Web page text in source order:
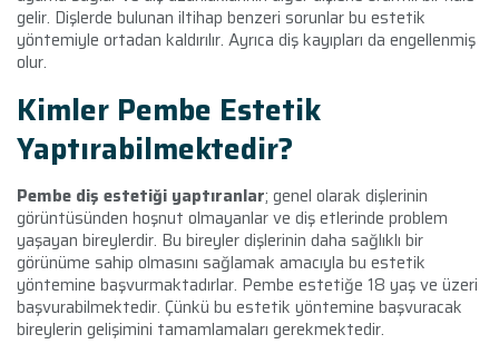
gelir. Dişlerde bulunan iltihap benzeri sorunlar bu estetik
yöntemiyle ortadan kaldırılır. Ayrıca diş kayıpları da engellenmiş
olur.
Kimler Pembe Estetik
Yaptırabilmektedir?
Pembe diş estetiği yaptıranlar; genel olarak dişlerinin
görüntüsünden hoşnut olmayanlar ve diş etlerinde problem
yaşayan bireylerdir. Bu bireyler dişlerinin daha sağlıklı bir
görünüme sahip olmasını sağlamak amacıyla bu estetik
yöntemine başvurmaktadırlar. Pembe estetiğe 18 yaş ve üzeri
başvurabilmektedir. Çünkü bu estetik yöntemine başvuracak
bireylerin gelişimini tamamlamaları gerekmektedir.